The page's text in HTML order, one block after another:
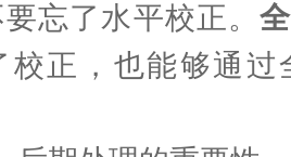
忘了水平校正。
校正，也能够通